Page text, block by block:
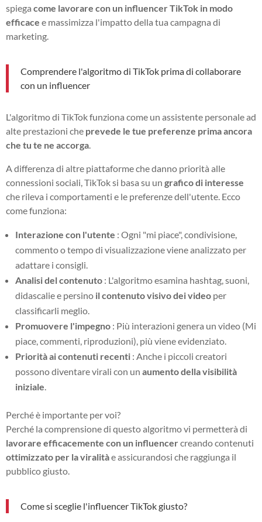
spiega come lavorare con un influencer TikTok in modo
efficace e massimizza l'impatto della tua campagna di
marketing.
Comprendere l'algoritmo di TikTok prima di collaborare
con un influencer
L'algoritmo di TikTok funziona come un assistente personale ad
alte prestazioni che prevede le tue preferenze prima ancora
che tu te ne accorga
A differenza di altre piattaforme che danno priorità alle
connessioni sociali, TikTok si basa su un grafico di interesse
che rileva i comportamenti e le preferenze dell'utente. Ecco
come funziona:
Interazione con l'utente : Ogni "mi piace", condivisione,
commento o tempo di visualizzazione viene analizzato per
adattare i consigli.
Analisi del contenuto : L'algoritmo esamina hashtag, suoni,
didascalie e persino il contenuto visivo dei video per
classificarli meglio.
Promuovere l'impegno : Più interazioni genera un video (Mi
piace, commenti, riproduzioni), più viene evidenziato.
Priorità ai contenuti recenti : Anche i piccoli creatori
possono diventare virali con un aumento della visibilità
iniziale
Perché è importante per voi?
Perché la comprensione di questo algoritmo vi permetterà di
lavorare efficacemente con un influencercreando contenuti
ottimizzato per la viralitàe assicurandosi che raggiunga il
pubblico giusto.
Come si sceglie l'influencer TikTok giusto?